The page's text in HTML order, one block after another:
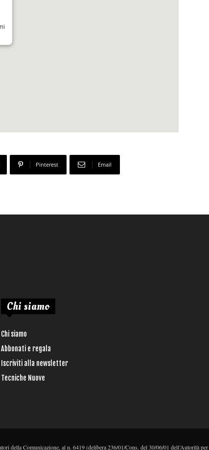
Pinterest Email
Chi siamo
Chi siamo
Abbonati e regala
Iscriviti alla newsletter
Tecniche Nuove
della Comunicazione, al n. 6419 (delibera 236/01/Cons. del 30/06/01 dell’Autorità